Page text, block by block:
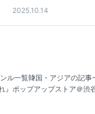
2025.10.14
ル一覧韓国・アジアの記事
』ポップアップストア＠渋